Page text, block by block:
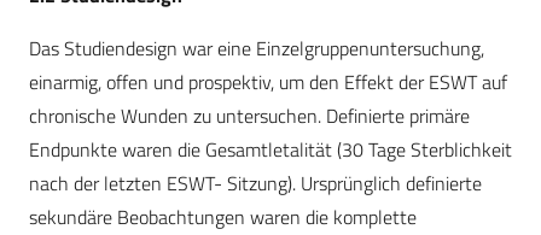
Das Studiendesign war eine Einzelgruppenuntersuchung,
einarmig, offen und prospektiv, um den Effekt der ESWT auf
chronische Wunden zu untersuchen. Definierte primäre
Endpunkte waren die Gesamtletalität (30 Tage Sterblichkeit
nach der letzten ESWT- Sitzung). Ursprünglich definierte
sekundäre Beobachtungen waren die komplette